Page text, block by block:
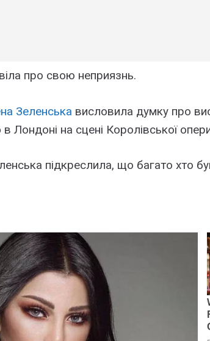
про свою неприязнь.
Зеленська висловила думку про
Лондоні на сцені Королівської
підкреслила, що багато хто